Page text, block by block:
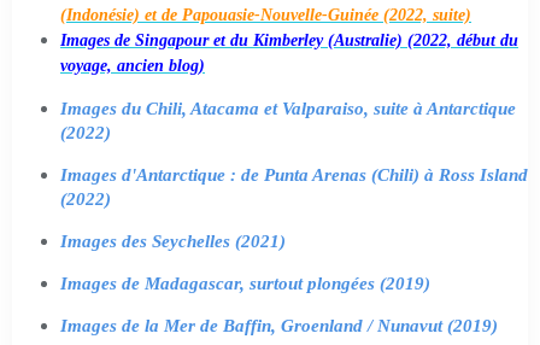
(Indonésie) et de Papouasie-Nouvelle-Guinée (2022, suite)
Images de Singapour et du Kimberley (Australie) (2022, début du
voyage, ancien blog)
Images du Chili, Atacama et Valparaiso, suite à Antarctique
(2022)
Images d'Antarctique : de Punta Arenas (Chili) à Ross Island
(2022)
Images des Seychelles (2021)
Images de Madagascar, surtout plongées (2019)
Images de la Mer de Baffin, Groenland / Nunavut (2019)